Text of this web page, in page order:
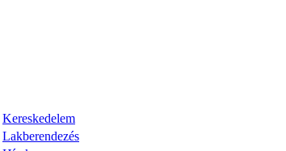
Kereskedelem
Lakberendezés